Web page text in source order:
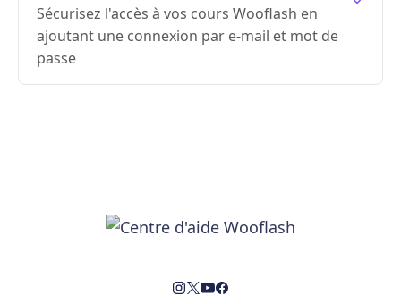
Sécurisez l'accès à vos cours Wooflash en
ajoutant une connexion par e-mail et mot de
passe